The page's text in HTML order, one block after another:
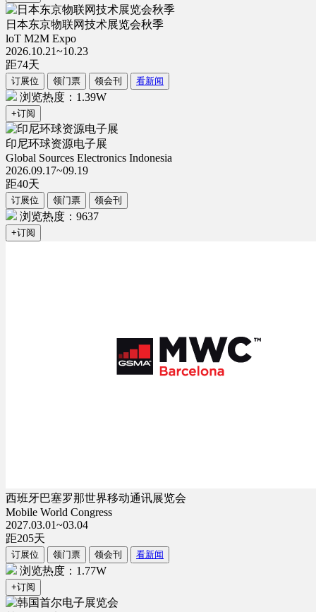
日本东京物联网技术展览会秋季
loT M2M Expo
2026.10.21~10.23
距74天
订展位 领门票 领会刊 看新闻
浏览热度：1.39W
+订阅
印尼环球资源电子展
Global Sources Electronics Indonesia
2026.09.17~09.19
距40天
订展位 领门票 领会刊
浏览热度：9637
+订阅
西班牙巴塞罗那世界移动通讯展览会
Mobile World Congress
2027.03.01~03.04
距205天
订展位 领门票 领会刊 看新闻
浏览热度：1.77W
+订阅